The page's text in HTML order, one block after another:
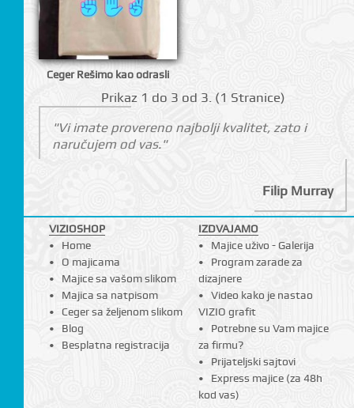
Ceger Rešimo kao odrasli
Prikаz 1 do 3 оd 3. (1 Strаnicе)
"Vi imate provereno najbolji kvalitet, zato i
naručujem od vas."
Filip Murray
VIZIOSHOP
Home
O majicama
Majice sa vašom slikom
Majica sa natpisom
Ceger sa željenom slikom
Blog
Besplatna registracija
IZDVAJAMO
Majice uživo - Galerija
Program zarade za
dizajnere
Video kako je nastao
VIZIO grafit
Potrebne su Vam majice
za firmu?
Prijateljski sajtovi
Express majice (za 48h
kod vas)